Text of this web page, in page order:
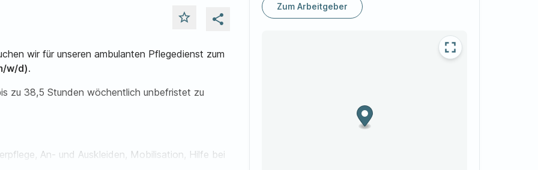
star_outline share
wir für unseren ambulanten Pflegedienst zum
w/d).
zu 38,5 Stunden wöchentlich unbefristet zu
An- und Auskleiden, Mobilisation, Hilfe bei
Zum Arbeitgeber
fullscreen